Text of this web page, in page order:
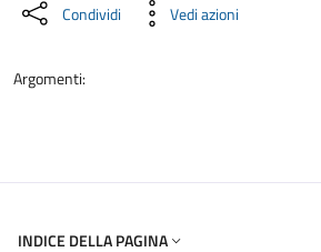
Condividi Vedi azioni
Argomenti:
INDICE DELLA PAGINA